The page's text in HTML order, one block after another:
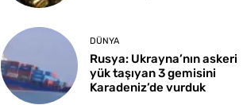
DÜNYA
Rusya: Ukrayna’nın askeri
yük taşıyan 3 gemisini
Karadeniz’de vurduk